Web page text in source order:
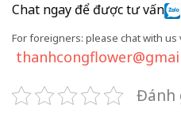
Chat ngay để được tư vấn
For foreigners: please chat with us
Đánh